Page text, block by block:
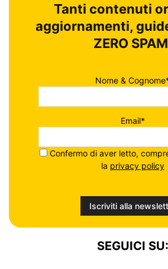
Tanti contenuti
aggiornamenti,
ZERO
Nome &
Email*
Confermo di aver letto,
la privacy policy
SEGUICI SU: